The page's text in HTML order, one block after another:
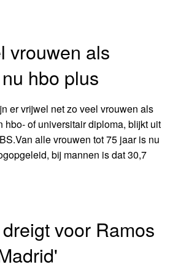
vrouwen als
hbo plus
er vrijwel net zo veel vrouwen als
hbo- of universitair diploma, blijkt uit
alle vrouwen tot 75 jaar is nu
bij mannen is dat 30,7
voor Ramos